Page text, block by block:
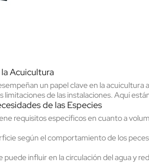
Acuicultura
un papel clave en la
limitaciones de las instalaciones. Aquí
de las Especies
requisitos específicos en cuanto a
según el comportamiento de los
puede influir en la circulación del agua y